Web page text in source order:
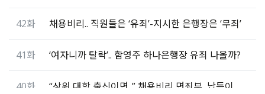
42화 채용비리.. 직원들은 ‘유죄’-지시한 은행장은 ‘무죄’
41화 ‘여자니까 탈락’.. 함영주 하나은행장 유죄 나올까?
40화